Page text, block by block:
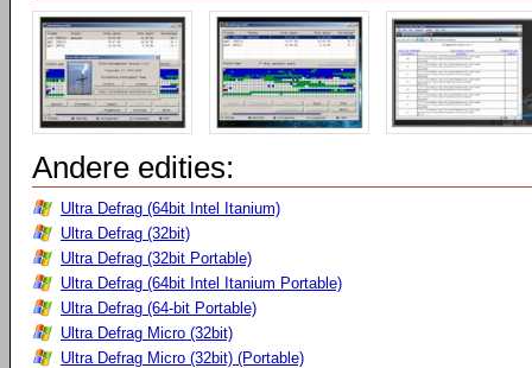
Andere edities:
Ultra Defrag (64bit Intel Itanium)
Ultra Defrag (32bit)
Ultra Defrag (32bit Portable)
Ultra Defrag (64bit Intel Itanium Portable)
Ultra Defrag (64-bit Portable)
Ultra Defrag Micro (32bit)
Ultra Defrag Micro (32bit) (Portable)